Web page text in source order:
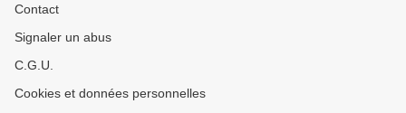
Contact
Signaler un abus
C.G.U.
Cookies et données personnelles